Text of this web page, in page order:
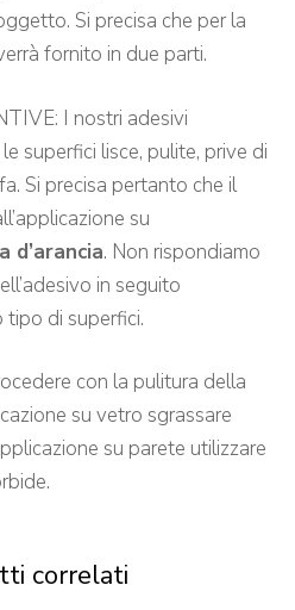
Si precisa che per la
fornito in due parti.
I nostri adesivi
superfici lisce, pulite, prive di
Si precisa pertanto che il
su
d’arancia. Non rispondiamo
in seguito
tipo di superfici.
con la pulitura della
su vetro sgrassare
su parete utilizzare
correlati